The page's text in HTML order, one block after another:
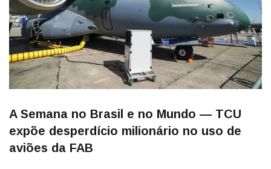
A Semana no Brasil e no Mundo — TCU
expõe desperdício milionário no uso de
aviões da FAB